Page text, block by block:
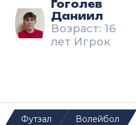
Гоголев
Даниил
Возраст: 16
лет Игрок
Футзал Волейбол